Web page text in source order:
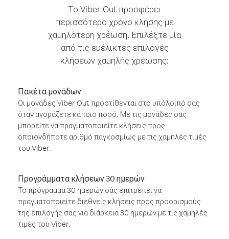
Το Viber Out προσφέρει
περισσότερο χρόνο κλήσης με
χαμηλότερη χρέωση. Επιλέξτε μία
από τις ευέλικτες επιλογές
κλήσεων χαμηλής χρέωσης:
Πακέτα μονάδων
Οι μονάδες Viber Out προστίθενται στο υπόλοιπό σας
όταν αγοράζετε κάποιο ποσό. Με τις μονάδες σας
μπορείτε να πραγματοποιείτε κλήσεις προς
οποιονδήποτε αριθμό παγκοσμίως με τις χαμηλές τιμές
του Viber.
Προγράμματα κλήσεων 30 ημερών
Το πρόγραμμα 30 ημερών σάς επιτρέπει να
πραγματοποιείτε διεθνείς κλήσεις προς προορισμούς
της επιλογής σας για διάρκεια 30 ημερών με τις χαμηλές
τιμές του Viber.